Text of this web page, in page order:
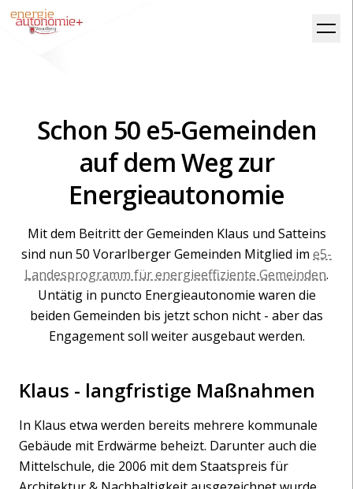
Schon 50 e5-Gemeinden
auf dem Weg zur
Energieautonomie
Mit dem Beitritt der Gemeinden Klaus und Satteins
sind nun 50 Vorarlberger Gemeinden Mitglied im e5-
Landesprogramm für energieeffiziente Gemeinden.
Untätig in puncto Energieautonomie waren die
beiden Gemeinden bis jetzt schon nicht - aber das
Engagement soll weiter ausgebaut werden.
Klaus - langfristige Maßnahmen
In Klaus etwa werden bereits mehrere kommunale
Gebäude mit Erdwärme beheizt. Darunter auch die
Mittelschule, die 2006 mit dem Staatspreis für